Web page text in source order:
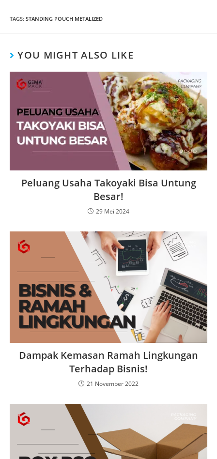
TAGS: STANDING POUCH METALIZED
YOU MIGHT ALSO LIKE
Peluang Usaha Takoyaki Bisa Untung
Besar!
29 Mei 2024
Dampak Kemasan Ramah Lingkungan
Terhadap Bisnis!
21 November 2022